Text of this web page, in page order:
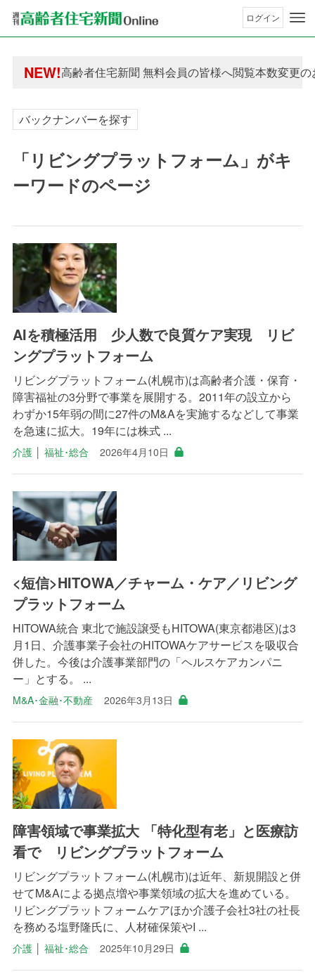
ログイン
NEW!
年間購読制度変更のお知らせ
年間購読制度変更のお知らせ
バックナンバーを探す
「リビングプラットフォーム」がキ
ーワードのページ
AIを積極活用 少人数で良質ケア実現 リビ
ングプラットフォーム
リビングプラットフォーム(札幌市)は高齢者介護・保育・
障害福祉の3分野で事業を展開する。2011年の設立から
わずか15年弱の間に27件のM&Aを実施するなどして事業
を急速に拡大。19年には株式 ...
介護│ 福祉･総合 2026年4月10日
<短信>HITOWA／チャーム・ケア／リビング
プラットフォーム
HITOWA統合 東北で施設譲受もHITOWA(東京都港区)は3
月1日、介護事業子会社のHITOWAケアサービスを吸収合
併した。今後は介護事業部門の「ヘルスケアカンパニ
ー」とする。 ...
M&A･金融･不動産 2026年3月13日
障害領域で事業拡大 「特化型有老」と医療訪
看で リビングプラットフォーム
リビングプラットフォーム(札幌市)は近年、新規開設と併
せてM&Aによる拠点増や事業領域の拡大を進めている。
リビングプラットフォームケアほか介護子会社3社の社長
を務める塩野隆氏に、人材確保策やI ...
介護│ 福祉･総合 2025年10月29日